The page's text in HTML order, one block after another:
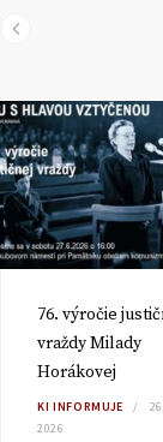
76. výročie
vraždy Milady
Horákovej
KI INFORMUJE
2026